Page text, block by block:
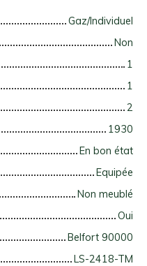
Gaz/Individuel
Non
1
1
2
1930
En bon état
Equipée
Non meublé
Oui
Belfort 90000
LS-2418-TM